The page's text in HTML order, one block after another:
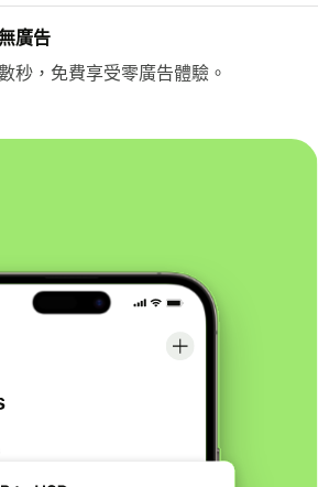
廣告
秒，免費享受零廣告體驗。